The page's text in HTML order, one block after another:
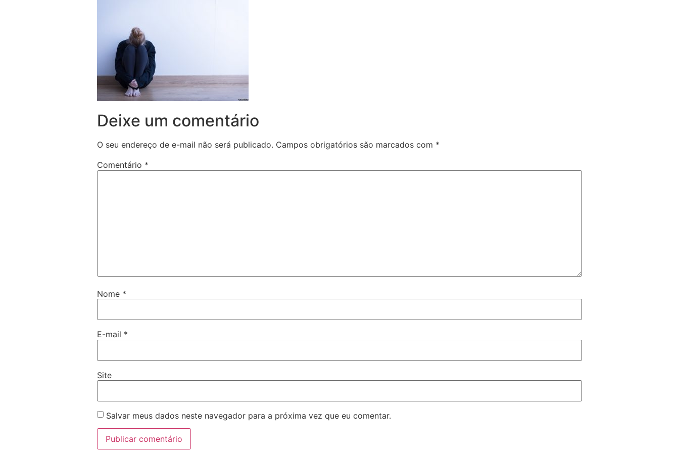
Deixe um comentário
O seu endereço de e-mail não será publicado. Campos obrigatórios são marcados com *
Comentário *
Nome *
E-mail *
Site
Salvar meus dados neste navegador para a próxima vez que eu comentar.